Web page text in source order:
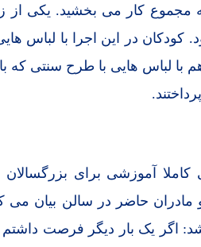
مجموع کار می بخشید. یکی از
کودکان در این اجرا با لباس
با لباس هایی با طرح سنتی که
کاملا آموزشی برای
مادران حاضر در سالن بیان می
اگر یک بار دیگر فرصت داشتم